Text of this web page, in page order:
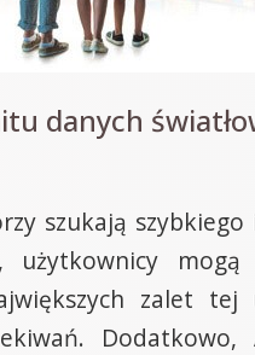
danych
szukają
użytkownicy
zalet tej